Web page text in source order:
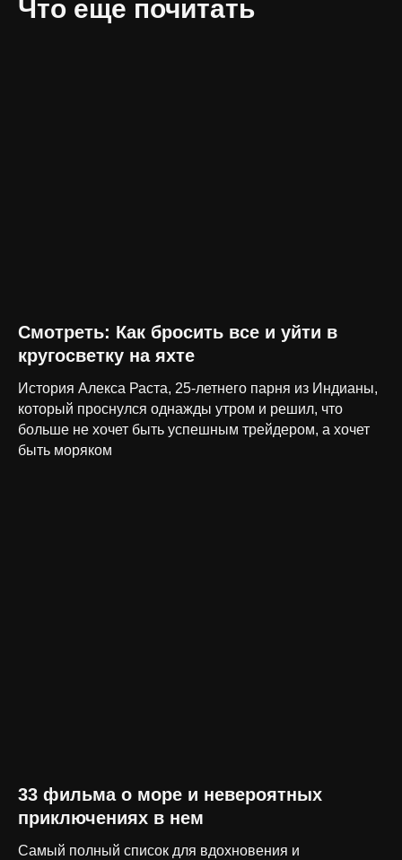
Что еще почитать
Смотреть: Как бросить все и уйти в
кругосветку на яхте
История Алекса Раста, 25-летнего парня из Индианы,
который проснулся однажды утром и решил, что
больше не хочет быть успешным трейдером, а хочет
быть моряком
33 фильма о море и невероятных
приключениях в нем
Самый полный список для вдохновения и